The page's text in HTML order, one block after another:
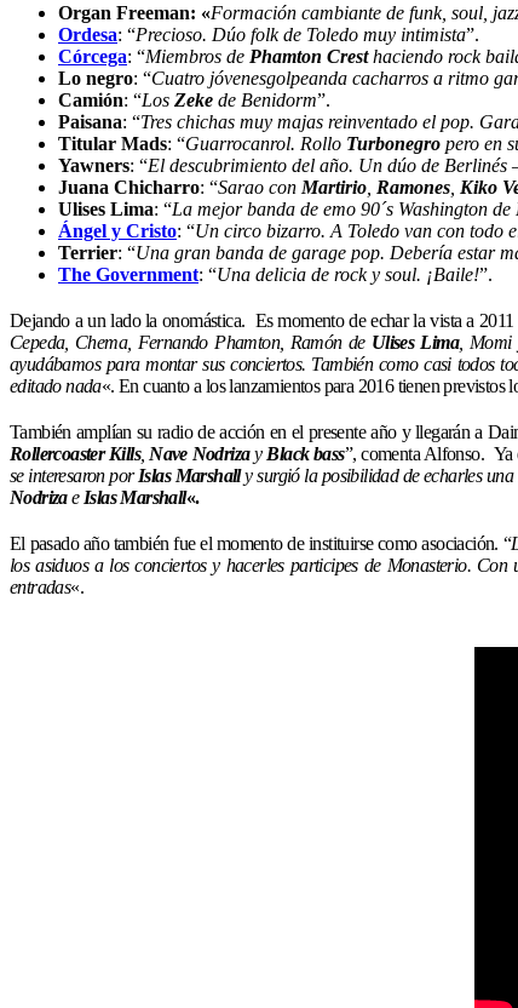
Organ Freeman: «Formación cambiante de funk, soul,
Ordesa: “Precioso. Dúo folk de Toledo muy intimista”.
Córcega: “Miembros de Phamton Cresthaciendo rock
Lo negro: “Cuatro jóvenesgolpeanda cacharros a ritmo
Camión: “Los Zeke de Benidorm”.
Paisana: “Tres chichas muy majas reinventado el pop.
Titular Mads: “Guarrocanrol. Rollo Turbonegro pero en
Yawners: “El descubrimiento del año. Un dúo de Berlinés
Juana Chicharro: “Sarao con Martirio Ramones Kiko
Ulises Lima: “La mejor banda de emo 90´s Washington de
Ángel y Cristo: “Un circo bizarro. A Toledo van con todo
Terrier: “Una gran banda de garage pop. Debería estar
The Government: “Una delicia de rock y soul. ¡Baile!”.
Dejando a un lado la onomástica. Es momento de echar la vista a
Cepeda, Chema, Fernando Phamton, Ramón de Ulises Lima, Momi
ayudábamos para montar sus conciertos. También como casi todos
editado nada«. En cuanto a los lanzamientos para 2016 tienen previstos
También amplían su radio de acción en el presente año y llegarán a
Rollercoaster Kills, Nave Nodrizay Black bass”, comenta Alfonso. Ya
se interesaron porIslas Marshally surgió la posibilidad de echarles
Nodrizae Islas Marshall«.
El pasado año también fue el momento de instituirse como asociación. “
los asiduos a los conciertos y hacerles participes de Monasterio.
entradas«.